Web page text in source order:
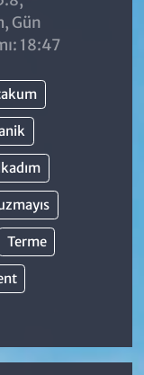
Gün
18:47
Terme